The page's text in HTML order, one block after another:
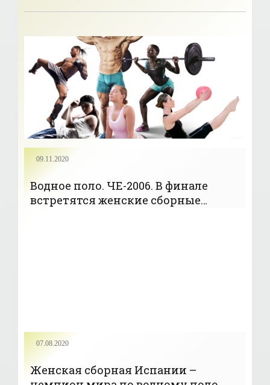
09.11.2020
Водное поло. ЧЕ-2006. В финале
встретятся женские сборные
07.08.2020
Женская сборная Испании –